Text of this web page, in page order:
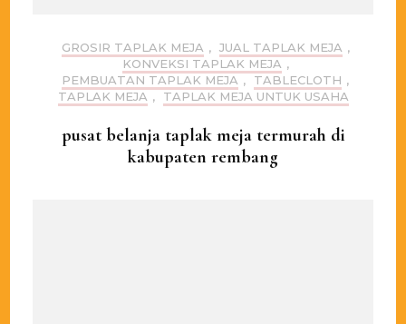
GROSIR TAPLAK MEJA , JUAL TAPLAK MEJA ,
KONVEKSI TAPLAK MEJA ,
PEMBUATAN TAPLAK MEJA , TABLECLOTH ,
TAPLAK MEJA , TAPLAK MEJA UNTUK USAHA
pusat belanja taplak meja termurah di
kabupaten rembang